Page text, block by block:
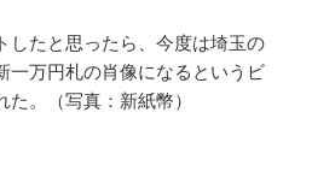
したと思ったら、今度は埼玉の
一万円札の肖像になるというビ
。（写真：新紙幣）